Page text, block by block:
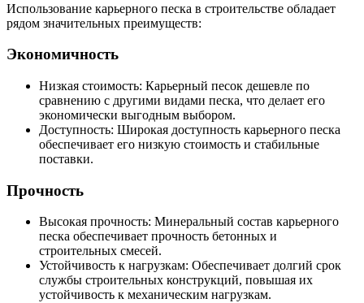
Использование карьерного песка в строительстве обладает
рядом значительных преимуществ:
Экономичность
Низкая стоимость: Карьерный песок дешевле по
сравнению с другими видами песка, что делает его
экономически выгодным выбором.
Доступность: Широкая доступность карьерного песка
обеспечивает его низкую стоимость и стабильные
поставки.
Прочность
Высокая прочность: Минеральный состав карьерного
песка обеспечивает прочность бетонных и
строительных смесей.
Устойчивость к нагрузкам: Обеспечивает долгий срок
службы строительных конструкций, повышая их
устойчивость к механическим нагрузкам.